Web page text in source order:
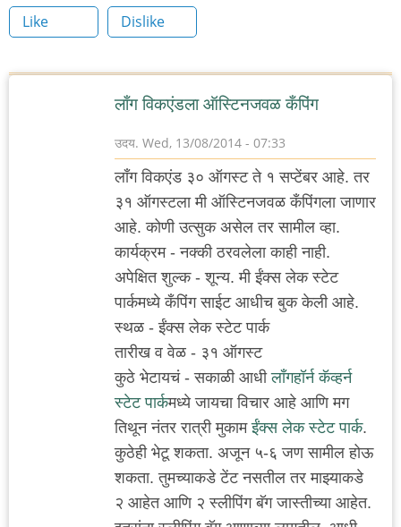
Like Dislike
लाँग विकएंडला ऑस्टिनजवळ कँपिंग
उदय. Wed, 13/08/2014 - 07:33
लाँग विकएंड ३० ऑगस्ट ते १ सप्टेंबर आहे. तर
३१ ऑगस्टला मी ऑस्टिनजवळ कँपिंगला जाणार
आहे. कोणी उत्सुक असेल तर सामील व्हा.
कार्यक्रम - नक्की ठरवलेला काही नाही.
अपेक्षित शुल्क - शून्य. मी ईंक्स लेक स्टेट
पार्कमध्ये कँपिंग साईट आधीच बुक केली आहे.
स्थळ - ईंक्स लेक स्टेट पार्क
तारीख व वेळ - ३१ ऑगस्ट
कुठे भेटायचं - सकाळी आधीलाँगहॉर्न कॅव्हर्न
स्टेट पार्कमध्ये जायचा विचार आहे आणि मग
तिथून नंतर रात्री मुकामईंक्स लेक स्टेट पार्क.
कुठेही भेटू शकता. अजून ५-६ जण सामील होऊ
शकता. तुमच्याकडे टेंट नसतील तर माझ्याकडे
२ आहेत आणि २ स्लीपिंग बॅग जास्तीच्या आहेत.